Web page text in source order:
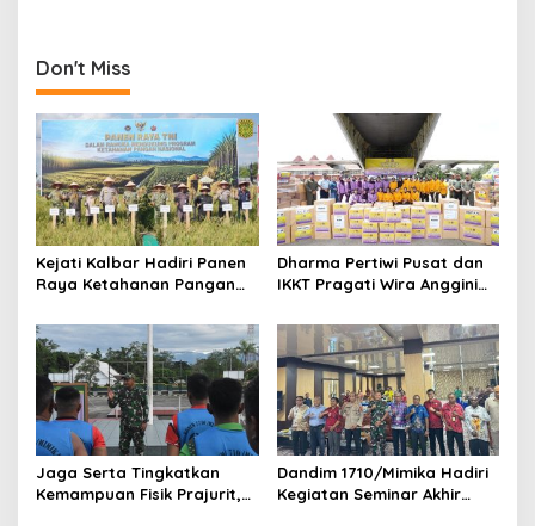
Don't Miss
Kejati Kalbar Hadiri Panen
Raya Ketahanan Pangan
Dharma Pertiwi Pusat dan
IKKT Pragati Wira Anggini
Untuk Masyarakat
Terdampak Bencana di
Sumatera
Jaga Serta Tingkatkan
Kemampuan Fisik Prajurit,
Dandim 1710/Mimika Hadiri
Kegiatan Seminar Akhir